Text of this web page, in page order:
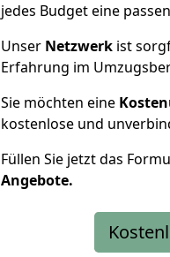
jedes Budget eine
Unser Netzwerk ist
Erfahrung im
Sie möchten eine
kostenlose und
Füllen Sie jetzt das
Angebote.